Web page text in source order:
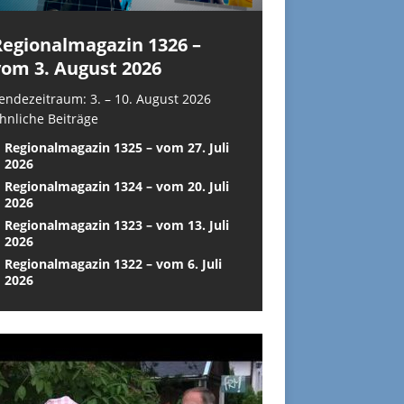
1326 –
3. August 2026
3. – 10. August 2026
Beiträge
Regionalmagazin 1325 – vom 27. Juli
2026
Regionalmagazin 1324 – vom 20. Juli
2026
Regionalmagazin 1323 – vom 13. Juli
2026
Regionalmagazin 1322 – vom 6. Juli
2026